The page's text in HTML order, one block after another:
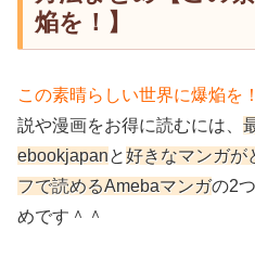
焔を！】
この素晴らしい世界に爆焔を！
説や漫画をお得に読むには、
ebookjapanと好きなマンガが
フで読めるAmebaマンガの2
めです＾＾